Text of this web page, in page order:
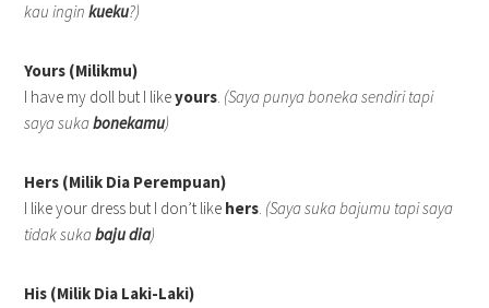
kau inginkueku?)
Yours (Milikmu)
I have my doll but I likeyours. (Saya punya boneka sendiri tapi
saya sukabonekamu)
Hers (Milik Dia Perempuan)
I like your dress but I don’t like hers. (Saya suka bajumu tapi saya
tidak sukabaju dia)
His (Milik Dia Laki-Laki)